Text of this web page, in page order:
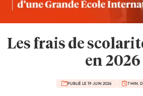
Les frais de
en 2026
PUBLIÉ LE 19 JUIN 2026 7 MIN.